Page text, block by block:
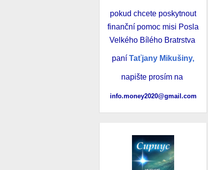
pokud chcete poskytnout
finanční pomoc misi Posla
Velkého Bílého Bratrstva
paní Taťjany Mikušiny,
napište prosím na
info.money2020@gmail.com